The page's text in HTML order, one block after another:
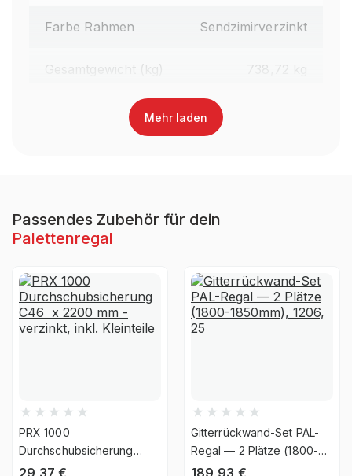
Farbe Rahmen Sendzimirverzinkt
Gesamtgewicht (kg) 738,72 kg
Regalhöhe gesamt (mm)
Farbe Traversen
Material Stahl
UV-
Ja, jedoch nicht für die
Garantiezeit 10 Jahre
Handwerk & Werkstatt,
Industrie & Fertigung,
Mehr laden
Passendes Zubehör für dein
Palettenregal
PRX 1000
Durchschubsicherung
C46 x 2200 mm -
29,37€
Gitterrückwand-Set PAL-
Regal — 2 Plätze (1800-
1850mm), 1206, 25
189,93 €